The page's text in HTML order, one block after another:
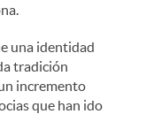
una identidad
tradición
incremento
que han ido